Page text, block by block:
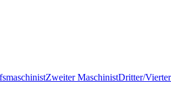
Zweiter MaschinistDritter/